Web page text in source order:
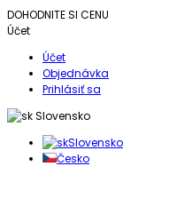
DOHODNITE SI CENU
Účet
Účet
Objednávka
Prihlásiť sa
Slovensko
Slovensko
Česko